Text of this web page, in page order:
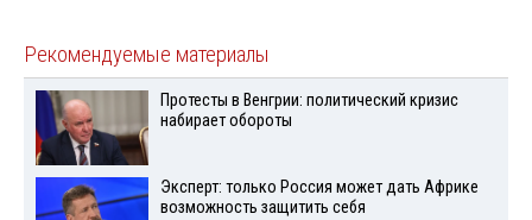
Рекомендуемые материалы
Протесты в Венгрии: политический кризис
набирает обороты
Эксперт: только Россия может дать Африке
возможность защитить себя